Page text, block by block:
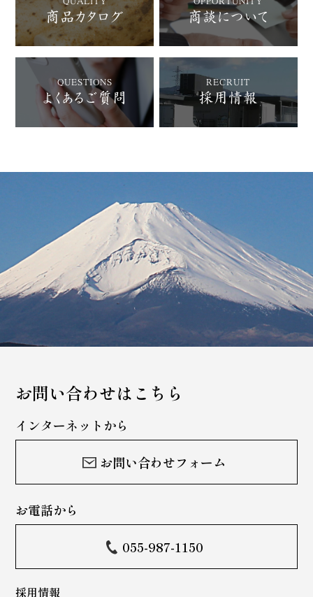
商品カタログ 商談について
QUESTIONS
よくあるご質問
RECRUIT
採用情報
お問い合わせはこちら
インターネットから
お問い合わせフォーム
お電話から
055-987-1150
採用情報